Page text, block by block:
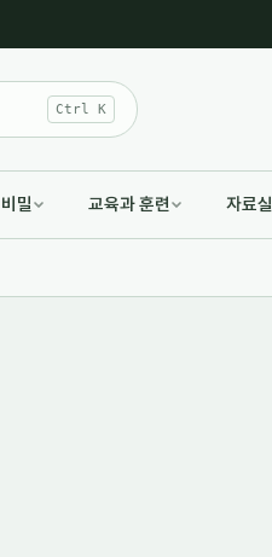
Ctrl K
밀 교육과 훈련 자료실